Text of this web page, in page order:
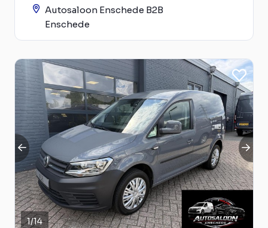
Autosaloon Enschede B2B
Enschede
1/14